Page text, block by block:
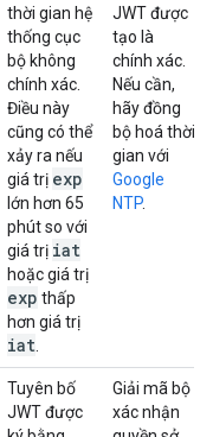
thời gian hệ
thống cục
bộ không
chính xác.
Điều này
cũng có thể
xảy ra nếu
giá trị exp
lớn hơn 65
phút so với
giá trị iat
hoặc giá trị
exp thấp
hơn giá trị
iat
JWT được
tạo là
chính xác.
Nếu cần,
hãy đồng
bộ hoá thời
gian với
Google
NTP.
Tuyên bố
JWT được
Giải mã bộ
xác nhận